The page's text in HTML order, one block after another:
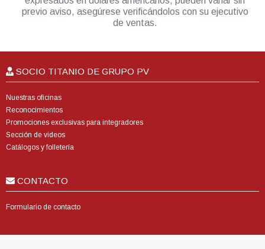
previo aviso, asegúrese verificándolos con su ejecutivo
de ventas.
SOCIO TITANIO DE GRUPO PV
Nuestras oficinas
Reconocimientos
Promociones exclusivas para integradores
Sección de videos
Catálogos y folletería
CONTACTO
Formulario de contacto